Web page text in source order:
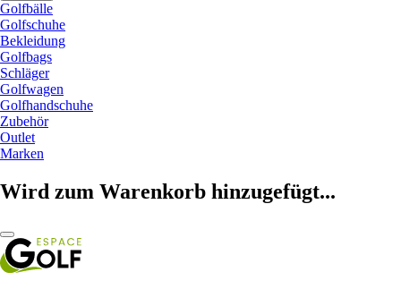
Golfbälle
Golfschuhe
Bekleidung
Golfbags
Schläger
Golfwagen
Golfhandschuhe
Zubehör
Outlet
Marken
Wird zum Warenkorb hinzugefügt...